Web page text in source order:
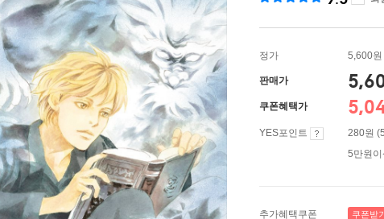
정가 5,600원
판매가
쿠폰혜택가
YES포인트
280원
5만원이
추가혜택쿠폰 쿠폰받